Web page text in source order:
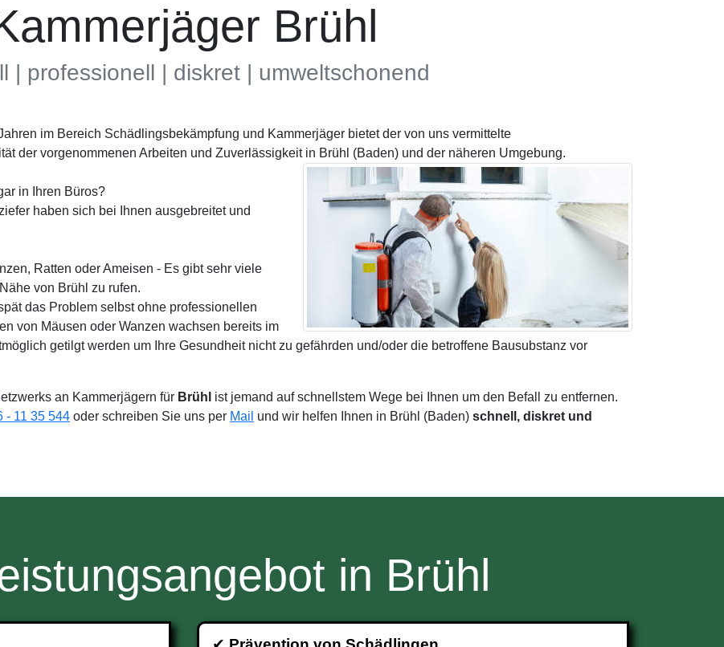
Brühl
| professionell | diskret | umweltschonend
im Bereich Schädlingsbekämpfung und Kammerjäger bietet der von uns vermittelte
der vorgenommenen Arbeiten und Zuverlässigkeit in Brühl (Baden) und der näheren Umgebung.
in Ihren Büros?
haben sich bei Ihnen ausgebreitet und
Ratten oder Ameisen - Es gibt sehr viele
von Brühl zu rufen.
das Problem selbst ohne professionellen
von Mäusen oder Wanzen wachsen bereits im
getilgt werden um Ihre Gesundheit nicht zu gefährden und/oder die betroffene Bausubstanz vor
an Kammerjägern für Brühl ist jemand auf schnellstem Wege bei Ihnen um den Befall zu entfernen.
- 11 35 544 oder schreiben Sie uns per Mail und wir helfen Ihnen in Brühl (Baden) schnell, diskret und
in Brühl